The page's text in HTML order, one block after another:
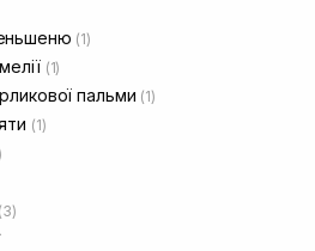
(1)
(1)
пальми (1)
(1)
(3)